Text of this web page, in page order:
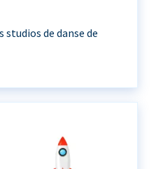
studios de danse de